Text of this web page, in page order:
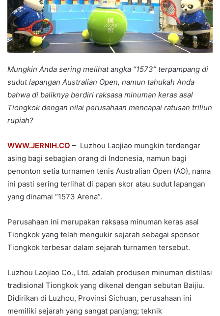
Mungkin Anda sering melihat angka “1573” terpampang di
sudut lapangan Australian Open, namun tahukah Anda
bahwa di baliknya berdiri raksasa minuman keras asal
Tiongkok dengan nilai perusahaan mencapai ratusan triliun
rupiah?
WWW.JERNIH.CO – Luzhou Laojiao mungkin terdengar
asing bagi sebagian orang di Indonesia, namun bagi
penonton setia turnamen tenis Australian Open (AO), nama
ini pasti sering terlihat di papan skor atau sudut lapangan
yang dinamai “1573 Arena”.
Perusahaan ini merupakan raksasa minuman keras asal
Tiongkok yang telah mengukir sejarah sebagai sponsor
Tiongkok terbesar dalam sejarah turnamen tersebut.
Luzhou Laojiao Co., Ltd. adalah produsen minuman distilasi
tradisional Tiongkok yang dikenal dengan sebutan Baijiu.
Didirikan di Luzhou, Provinsi Sichuan, perusahaan ini
memiliki sejarah yang sangat panjang; teknik